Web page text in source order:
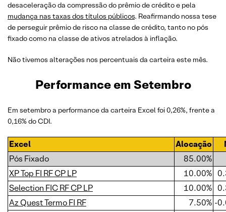
desaceleração da compressão do prêmio de crédito e pela
mudança nas taxas dos títulos públicos. Reafirmando nossa tese
de perseguir prêmio de risco na classe de crédito, tanto no pós
fixado como na classe de ativos atrelados à inflação.
Não tivemos alterações nos percentuais da carteira este mês.
Performance em Setembro
Em setembro a performance da carteira Excel foi 0,26%, frente a
0,16% do CDI.
Excel Alocação
Pós Fixado
85.00%
XP Top FI RF CP LP
10.00%
Selection FIC RF CP LP
10.00%
Az Quest Termo FI RF
7.50% -